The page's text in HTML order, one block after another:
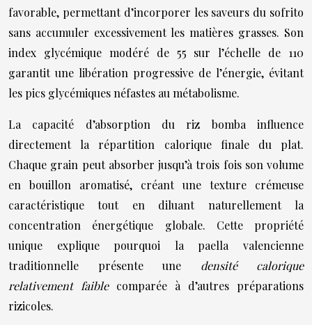
favorable, permettant d’incorporer les saveurs du sofrito
sans accumuler excessivement les matières grasses. Son
index glycémique modéré de 55 sur l’échelle de 110
garantit une libération progressive de l’énergie, évitant
les pics glycémiques néfastes au métabolisme.
La capacité d’absorption du riz bomba influence
directement la répartition calorique finale du plat.
Chaque grain peut absorber jusqu’à trois fois son volume
en bouillon aromatisé, créant une texture crémeuse
caractéristique tout en diluant naturellement la
concentration énergétique globale. Cette propriété
unique explique pourquoi la paella valencienne
traditionnelle présente une densité calorique
relativement faible comparée à d’autres préparations
rizicoles.